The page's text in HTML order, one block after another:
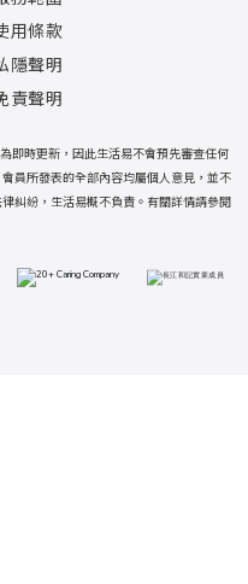
用條款
隱聲明
責聲明
即時更新，因此生活易不會預先審查任何
員所發表的全部內容均屬個人意見，並不
糾紛，生活易概不負責。有關詳情請參閱